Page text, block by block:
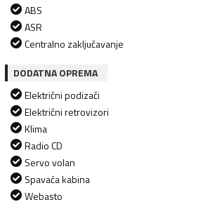
ABS
ASR
Centralno zaključavanje
DODATNA OPREMA
Električni podizači
Električni retrovizori
Klima
Radio CD
Servo volan
Spavaća kabina
Webasto